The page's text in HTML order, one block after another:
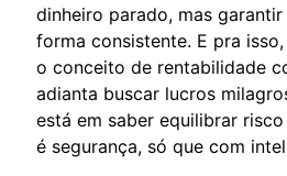
dinheiro parado, mas
forma consistente. E pra
o conceito de rentabilidade
adianta buscar lucros
está em saber equilibrar
é segurança, só que com